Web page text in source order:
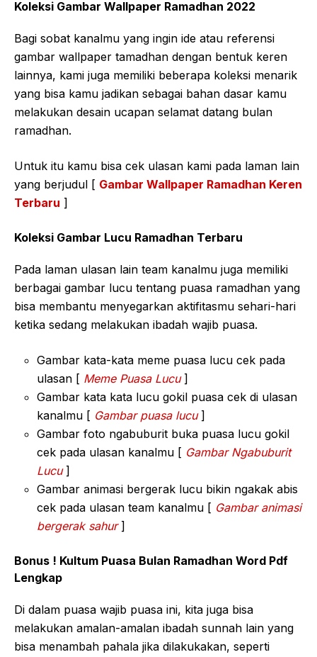
Koleksi Gambar Wallpaper Ramadhan 2022
Bagi sobat kanalmu yang ingin ide atau referensi
gambar wallpaper tamadhan dengan bentuk keren
lainnya, kami juga memiliki beberapa koleksi menarik
yang bisa kamu jadikan sebagai bahan dasar kamu
melakukan desain ucapan selamat datang bulan
ramadhan.
Untuk itu kamu bisa cek ulasan kami pada laman lain
yang berjudul [ Gambar Wallpaper Ramadhan Keren
Terbaru ]
Koleksi Gambar Lucu Ramadhan Terbaru
Pada laman ulasan lain team kanalmu juga memiliki
berbagai gambar lucu tentang puasa ramadhan yang
bisa membantu menyegarkan aktifitasmu sehari-hari
ketika sedang melakukan ibadah wajib puasa.
Gambar kata-kata meme puasa lucu cek pada
ulasan [ Meme Puasa Lucu]
Gambar kata kata lucu gokil puasa cek di ulasan
kanalmu [ Gambar puasa lucu]
Gambar foto ngabuburit buka puasa lucu gokil
cek pada ulasan kanalmu [ Gambar Ngabuburit
Lucu]
Gambar animasi bergerak lucu bikin ngakak abis
cek pada ulasan team kanalmu [ Gambar animasi
bergerak sahur]
Bonus ! Kultum Puasa Bulan Ramadhan Word Pdf
Lengkap
Di dalam puasa wajib puasa ini, kita juga bisa
melakukan amalan-amalan ibadah sunnah lain yang
bisa menambah pahala jika dilakukakan, seperti